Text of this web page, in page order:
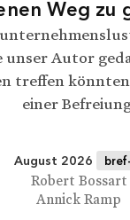
Weg zu
unser Autor
treffen
einer
August 2026
Robert Bossart
Annick Ramp